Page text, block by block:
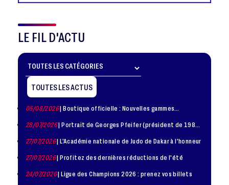
LE FIL D'ACTU
TOUTES LES ACTUS
05/08/2026| Boutique officielle : Nouvelles gammes
28/07/2026| Portrait de Georges Pfeifer (président de 1981
27/07/2026| L'Académie nationale de Judo de Dakar à l'honneur
27/07/2026| Profitez des dernières réductions de l'été
24/07/2026| Ligue des Champions 2026 : prenez vos billets